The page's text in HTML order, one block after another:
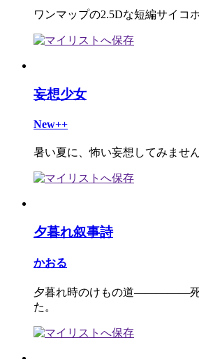
ワンマップの2.5Dな短編サイコ
妄想少女
New++
暑い夏に、怖い妄想してみませ
夕暮れ叙事詩
かおる
夕暮れ時のけもの道―――――死
た。